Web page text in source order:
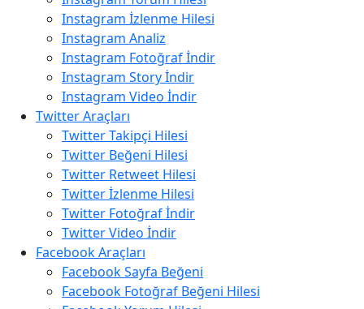
Instagram İzlenme Hilesi
Instagram Analiz
Instagram Fotoğraf İndir
Instagram Story İndir
Instagram Video İndir
Twitter Araçları
Twitter Takipçi Hilesi
Twitter Beğeni Hilesi
Twitter Retweet Hilesi
Twitter İzlenme Hilesi
Twitter Fotoğraf İndir
Twitter Video İndir
Facebook Araçları
Facebook Sayfa Beğeni
Facebook Fotoğraf Beğeni Hilesi